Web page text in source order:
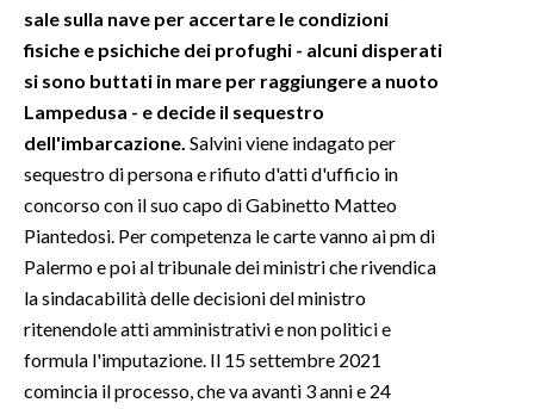
sale sulla nave per accertare le condizioni
fisiche e psichiche dei profughi - alcuni disperati
si sono buttati in mare per raggiungere a nuoto
Lampedusa - e decide il sequestro
dell'imbarcazione. Salvini viene indagato per
sequestro di persona e rifiuto d'atti d'ufficio in
concorso con il suo capo di Gabinetto Matteo
Piantedosi. Per competenza le carte vanno ai pm di
Palermo e poi al tribunale dei ministri che rivendica
la sindacabilità delle decisioni del ministro
ritenendole atti amministrativi e non politici e
formula l'imputazione. Il 15 settembre 2021
comincia il processo, che va avanti 3 anni e 24